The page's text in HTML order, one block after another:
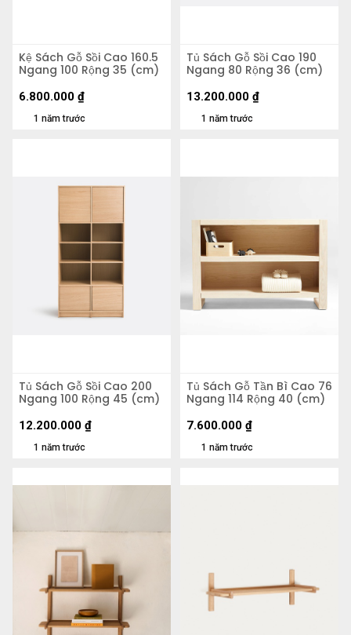
Kệ Sách Gỗ Sồi Cao 160.5
Ngang 100 Rộng 35 (cm)
1 năm trước
6.800.000 ₫
Tủ Sách Gỗ Sồi Cao 190
Ngang 80 Rộng 36 (cm)
1 năm trước
13.200.000 ₫
Tủ Sách Gỗ Sồi Cao 200
Ngang 100 Rộng 45 (cm)
1 năm trước
12.200.000 ₫
Tủ Sách Gỗ Tần Bì Cao 76
Ngang 114 Rộng 40 (cm)
1 năm trước
7.600.000 ₫